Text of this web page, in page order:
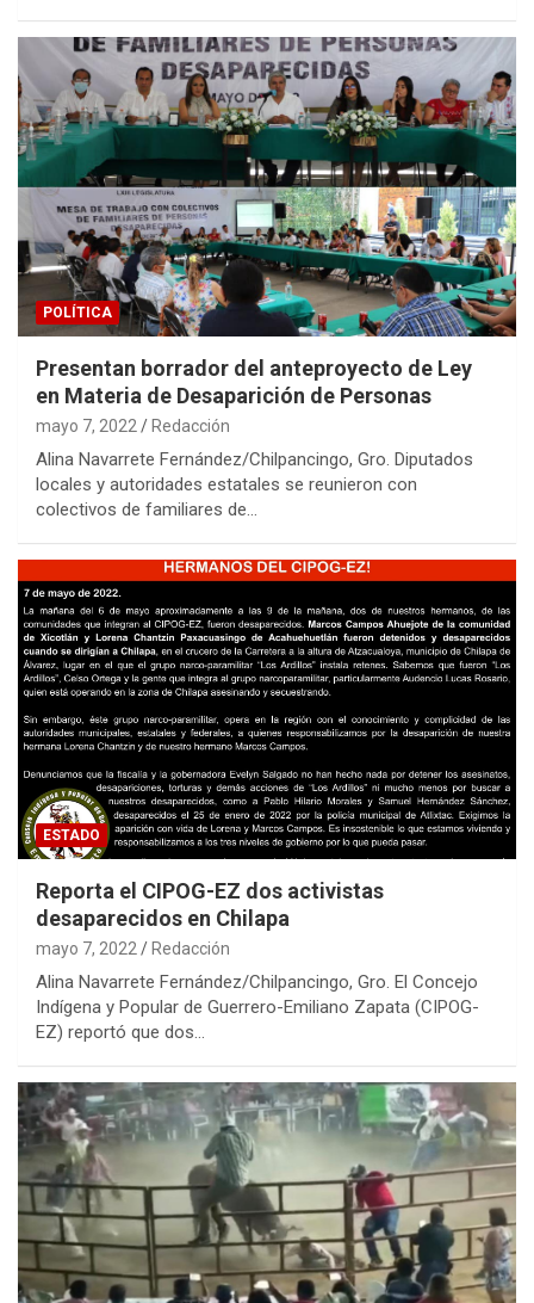
POLÍTICA
Presentan borrador del anteproyecto de Ley
en Materia de Desaparición de Personas
mayo 7, 2022 Redacción
Alina Navarrete Fernández/Chilpancingo, Gro. Diputados
locales y autoridades estatales se reunieron con
colectivos de familiares de…
ESTADO
Reporta el CIPOG-EZ dos activistas
desaparecidos en Chilapa
mayo 7, 2022 Redacción
Alina Navarrete Fernández/Chilpancingo, Gro. El Concejo
Indígena y Popular de Guerrero-Emiliano Zapata (CIPOG-
EZ) reportó que dos…